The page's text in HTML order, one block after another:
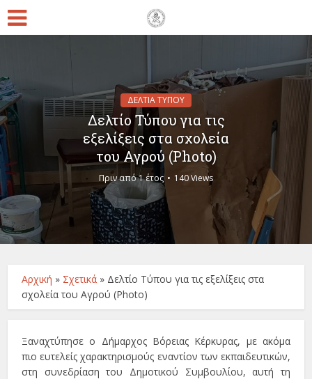
ΔΕΛΤΙΑ ΤΥΠΟΥ
Δελτίο Τύπου για τις
εξελίξεις στα σχολεία
του Αγρού (Photo)
Πριν από 1 έτος 140 Views
Αρχική » Σχετικά » Δελτίο Τύπου για τις εξελίξεις στα
σχολεία του Αγρού (Photo)
Ξαναχτύπησε ο Δήμαρχος Βόρειας Κέρκυρας, με ακόμα
πιο ευτελείς χαρακτηρισμούς εναντίον των εκπαιδευτικών,
στη συνεδρίαση του Δημοτικού Συμβουλίου, αυτή τη